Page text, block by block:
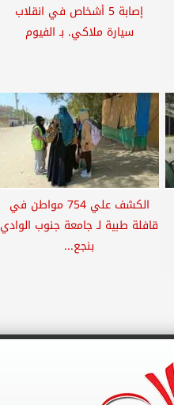
إصابة 5 أشخاص في انقلاب
سيارة ملاكي. بـ الفيوم
الكشف علي 754 مواطن في
قافلة طبية لـ جامعة جنوب الوادي
بنجع...